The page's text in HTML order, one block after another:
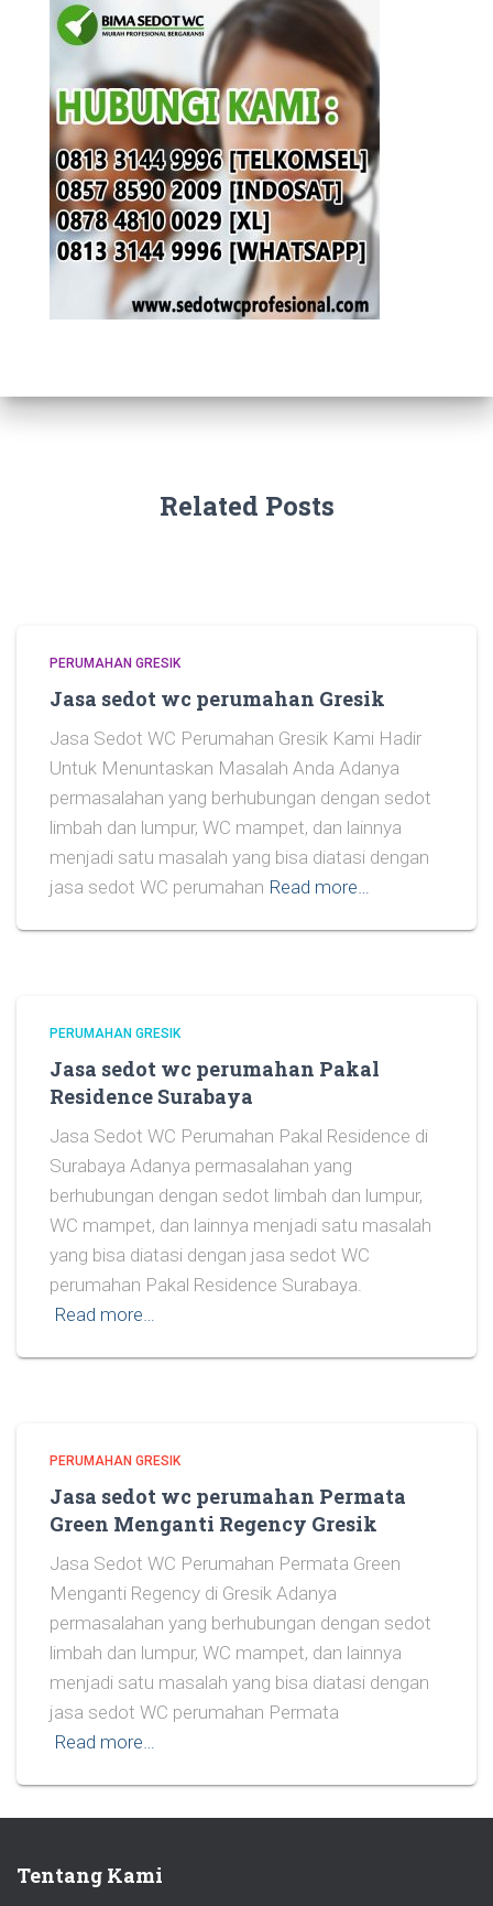
Related Posts
PERUMAHAN GRESIK
Jasa sedot wc perumahan Gresik
Jasa Sedot WC Perumahan Gresik Kami Hadir
Untuk Menuntaskan Masalah Anda Adanya
permasalahan yang berhubungan dengan sedot
limbah dan lumpur, WC mampet, dan lainnya
menjadi satu masalah yang bisa diatasi dengan
jasa sedot WC perumahan Read more…
PERUMAHAN GRESIK
Jasa sedot wc perumahan Pakal
Residence Surabaya
Jasa Sedot WC Perumahan Pakal Residence di
Surabaya Adanya permasalahan yang
berhubungan dengan sedot limbah dan lumpur,
WC mampet, dan lainnya menjadi satu masalah
yang bisa diatasi dengan jasa sedot WC
perumahan Pakal Residence Surabaya.
Read more…
PERUMAHAN GRESIK
Jasa sedot wc perumahan Permata
Green Menganti Regency Gresik
Jasa Sedot WC Perumahan Permata Green
Menganti Regency di Gresik Adanya
permasalahan yang berhubungan dengan sedot
limbah dan lumpur, WC mampet, dan lainnya
menjadi satu masalah yang bisa diatasi dengan
jasa sedot WC perumahan Permata
Read more…
Tentang Kami